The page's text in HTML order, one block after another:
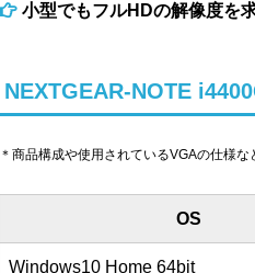
小型でもフルHDの解像度を
NEXTGEAR-NOTE
＊商品構成や使用されているVGAの仕様
OS
Windows10 Home 64bit